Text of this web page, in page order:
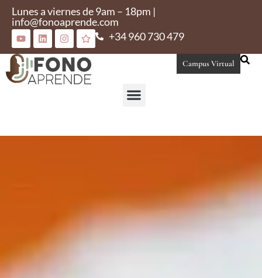
Lunes a viernes de 9am – 18pm |
info@fonoaprende.com
+34 960 730 479
Campus Virtual